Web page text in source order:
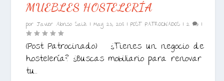
MUEBLES HOSTELERÍA
por Javier Alonso Saiz |May 23, 2018 |POST PATROCINADOS |2 |
(Post Patrocinado) ¿Tienes un negocio de
hostelería? ¿Buscas mobiliario para renovar
tu...